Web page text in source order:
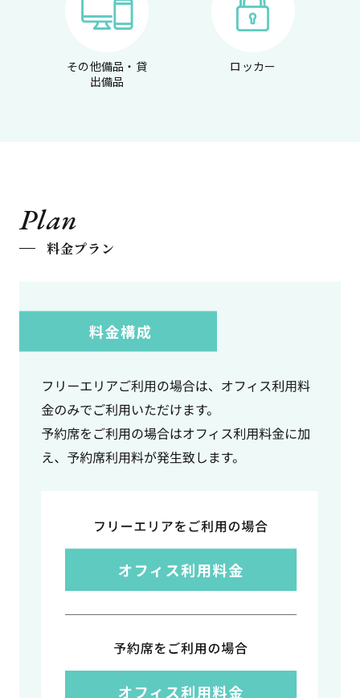
その他備品・貸
出備品
ロッカー
Plan
料金プラン